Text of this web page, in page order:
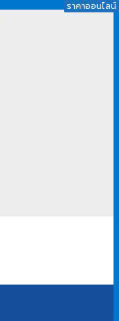
ราคาออนไลน์
ราคาออนไลน์
ราคาออนไลน์
ราคาออนไลน์